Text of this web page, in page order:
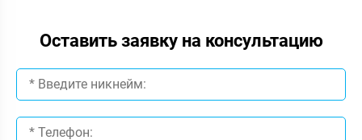
Оставить заявку на консультацию